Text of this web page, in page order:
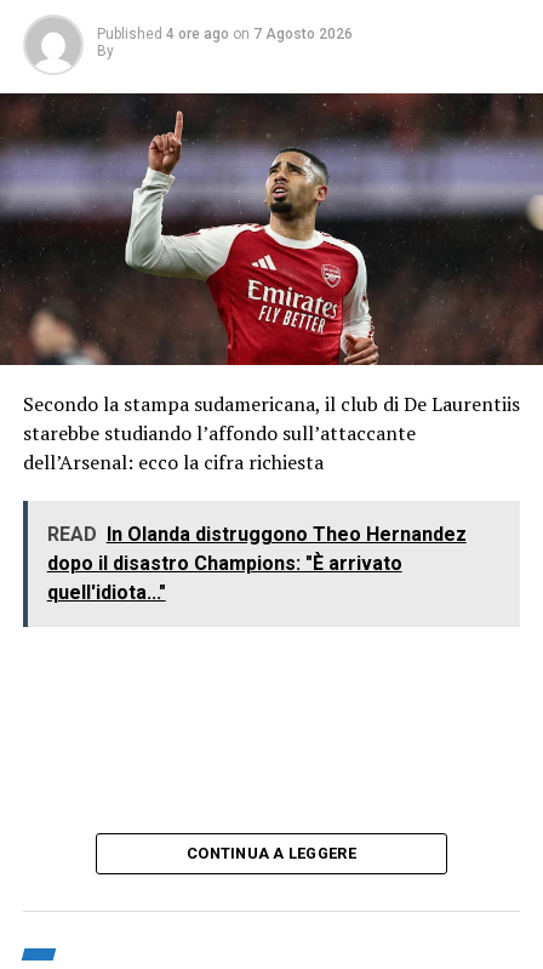
Published 4 ore ago on 7 Agosto 2026
By
Secondo la stampa sudamericana, il club di De Laurentiis
starebbe studiando l’affondo sull’attaccante
dell’Arsenal: ecco la cifra richiesta
READ In Olanda distruggono Theo Hernandez
dopo il disastro Champions: "È arrivato
quell'idiota..."
CONTINUA A LEGGERE